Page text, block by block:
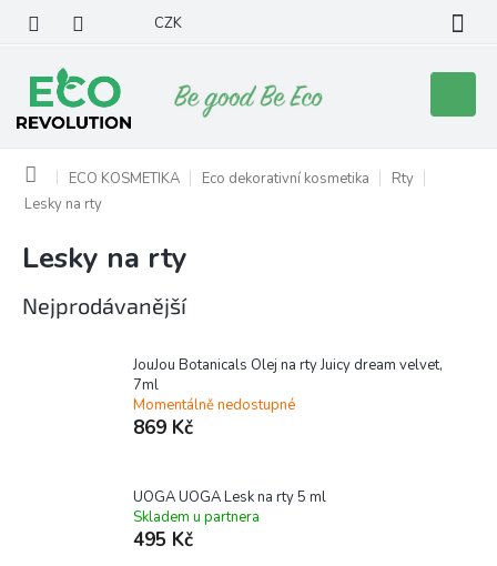
obsah
CZK
košík
Domů ECO KOSMETIKA Eco dekorativní kosmetika
Rty
Lesky na rty
Lesky na rty
Nejprodávanější
JouJou Botanicals Olej na rty Juicy dream velvet,
7ml
Momentálně nedostupné
869 Kč
UOGA UOGA Lesk na rty 5 ml
Skladem u partnera
495 Kč